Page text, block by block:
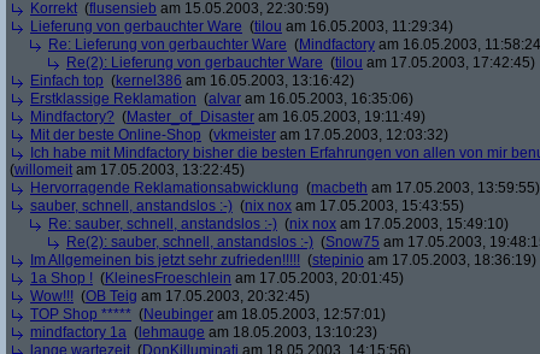
Korrekt (flusensieb am 15.05.2003, 22:30:59)
Lieferung von gerbauchter Ware (tilou am 16.05.2003, 11:29:34)
Re: Lieferung von gerbauchter Ware (Mindfactory am 16.05.2003,
Re(2): Lieferung von gerbauchter Ware (tilou am 17.05.2003, 17:42:45)
Einfach top (kernel386 am 16.05.2003, 13:16:42)
Erstklassige Reklamation (alvar am 16.05.2003, 16:35:06)
Mindfactory? (Master_of_Disaster am 16.05.2003, 19:11:49)
Mit der beste Online-Shop (vkmeister am 17.05.2003, 12:03:32)
Ich habe mit Mindfactory bisher die besten Erfahrungen von allen von mir
(willomeit am 17.05.2003, 13:22:45)
Hervorragende Reklamationsabwicklung (macbeth am 17.05.2003, 13:59:55)
sauber, schnell, anstandslos :-) (nix nox am 17.05.2003, 15:43:55)
Re: sauber, schnell, anstandslos :-) (nix nox am 17.05.2003, 15:49:10)
Re(2): sauber, schnell, anstandslos :-) (Snow75 am 17.05.2003,
Im Allgemeinen bis jetzt sehr zufrieden!!!!! (stepinio am 17.05.2003, 18:36:19)
1a Shop ! (KleinesFroeschlein am 17.05.2003, 20:01:45)
Wow!!! (OB Teig am 17.05.2003, 20:32:45)
TOP Shop ***** (Neubinger am 18.05.2003, 12:57:01)
mindfactory 1a ( lehmauge am 18.05.2003, 13:10:23)
lange wartezeit (DonKilluminati am 18.05.2003, 14:15:56)